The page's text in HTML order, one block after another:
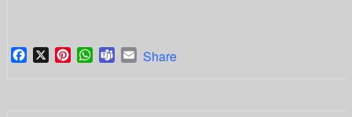
Facebook
X PinterestWhatsApp
TeamsEmail
Share